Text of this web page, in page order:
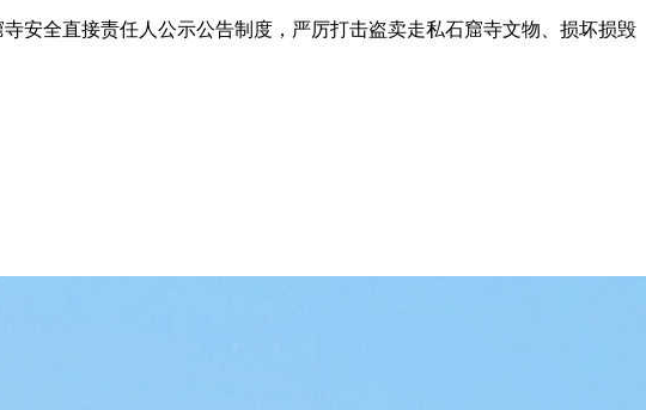
安全直接责任人公示公告制度，严厉打击盗卖走私石窟寺文物、损坏损毁